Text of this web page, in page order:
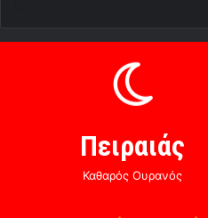
Πειραιάς
Καθαρός Ουρανός